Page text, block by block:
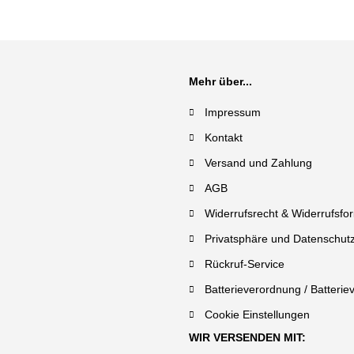
Mehr über...
Impressum
Kontakt
Versand und Zahlung
AGB
Widerrufsrecht &
Privatsphäre und
Rückruf-Service
Batterieverordnung /
Cookie Einstellungen
WIR VERSENDEN MIT: